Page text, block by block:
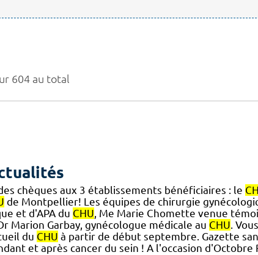
604 au total
chèques aux 3 établissements bénéficiaires : le
de Montpellier! Les équipes de chirurgie
et d'APA du CHU, Me Marie Chomette venue
Marion Garbay, gynécologue médicale au CHU.
du CHU à partir de début septembre. Gazette
et après cancer du sein ! A l'occasion d'Octobre